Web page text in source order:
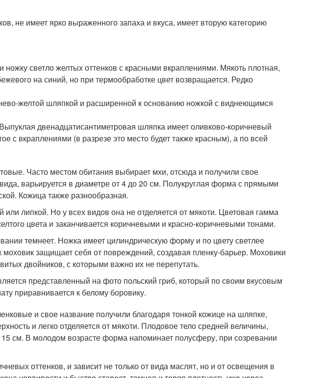
не имеет ярко выраженного запаха и вкуса, имеет вторую категорию
светло желтых оттенков с красными вкраплениями. Мякоть плотная,
на синий, но при термообработке цвет возвращается. Редко
желтой шляпкой и расширенной к основанию ножкой с виднеющимся
двенадцатисантиметровая шляпка имеет оливково-коричневый
с вкраплениями (в разрезе это место будет также красным), а по всей
Часто местом обитания выбирает мхи, отсюда и получили свое
варьируется в диаметре от 4 до 20 см. Полукруглая форма с прямыми
Кожица также разнообразная.
или липкой. Но у всех видов она не отделяется от мякоти. Цветовая гамма
цвета и заканчивается коричневыми и красно-коричневыми тонами.
темнеет. Ножка имеет цилиндрическую форму и по цвету светлее
моховик защищает себя от повреждений, создавая пленку-барьер. Моховики
двойников, с которыми важно их не перепутать.
представленный на фото польский гриб, который по своим вкусовым
приравнивается к белому боровику.
и свое название получили благодаря тонкой кожице на шляпке,
и легко отделяется от мякоти. Плодовое тело средней величины,
см. В молодом возрасте форма напоминает полусферу, при созревании
оттенков, и зависит не только от вида маслят, но и от освещения в